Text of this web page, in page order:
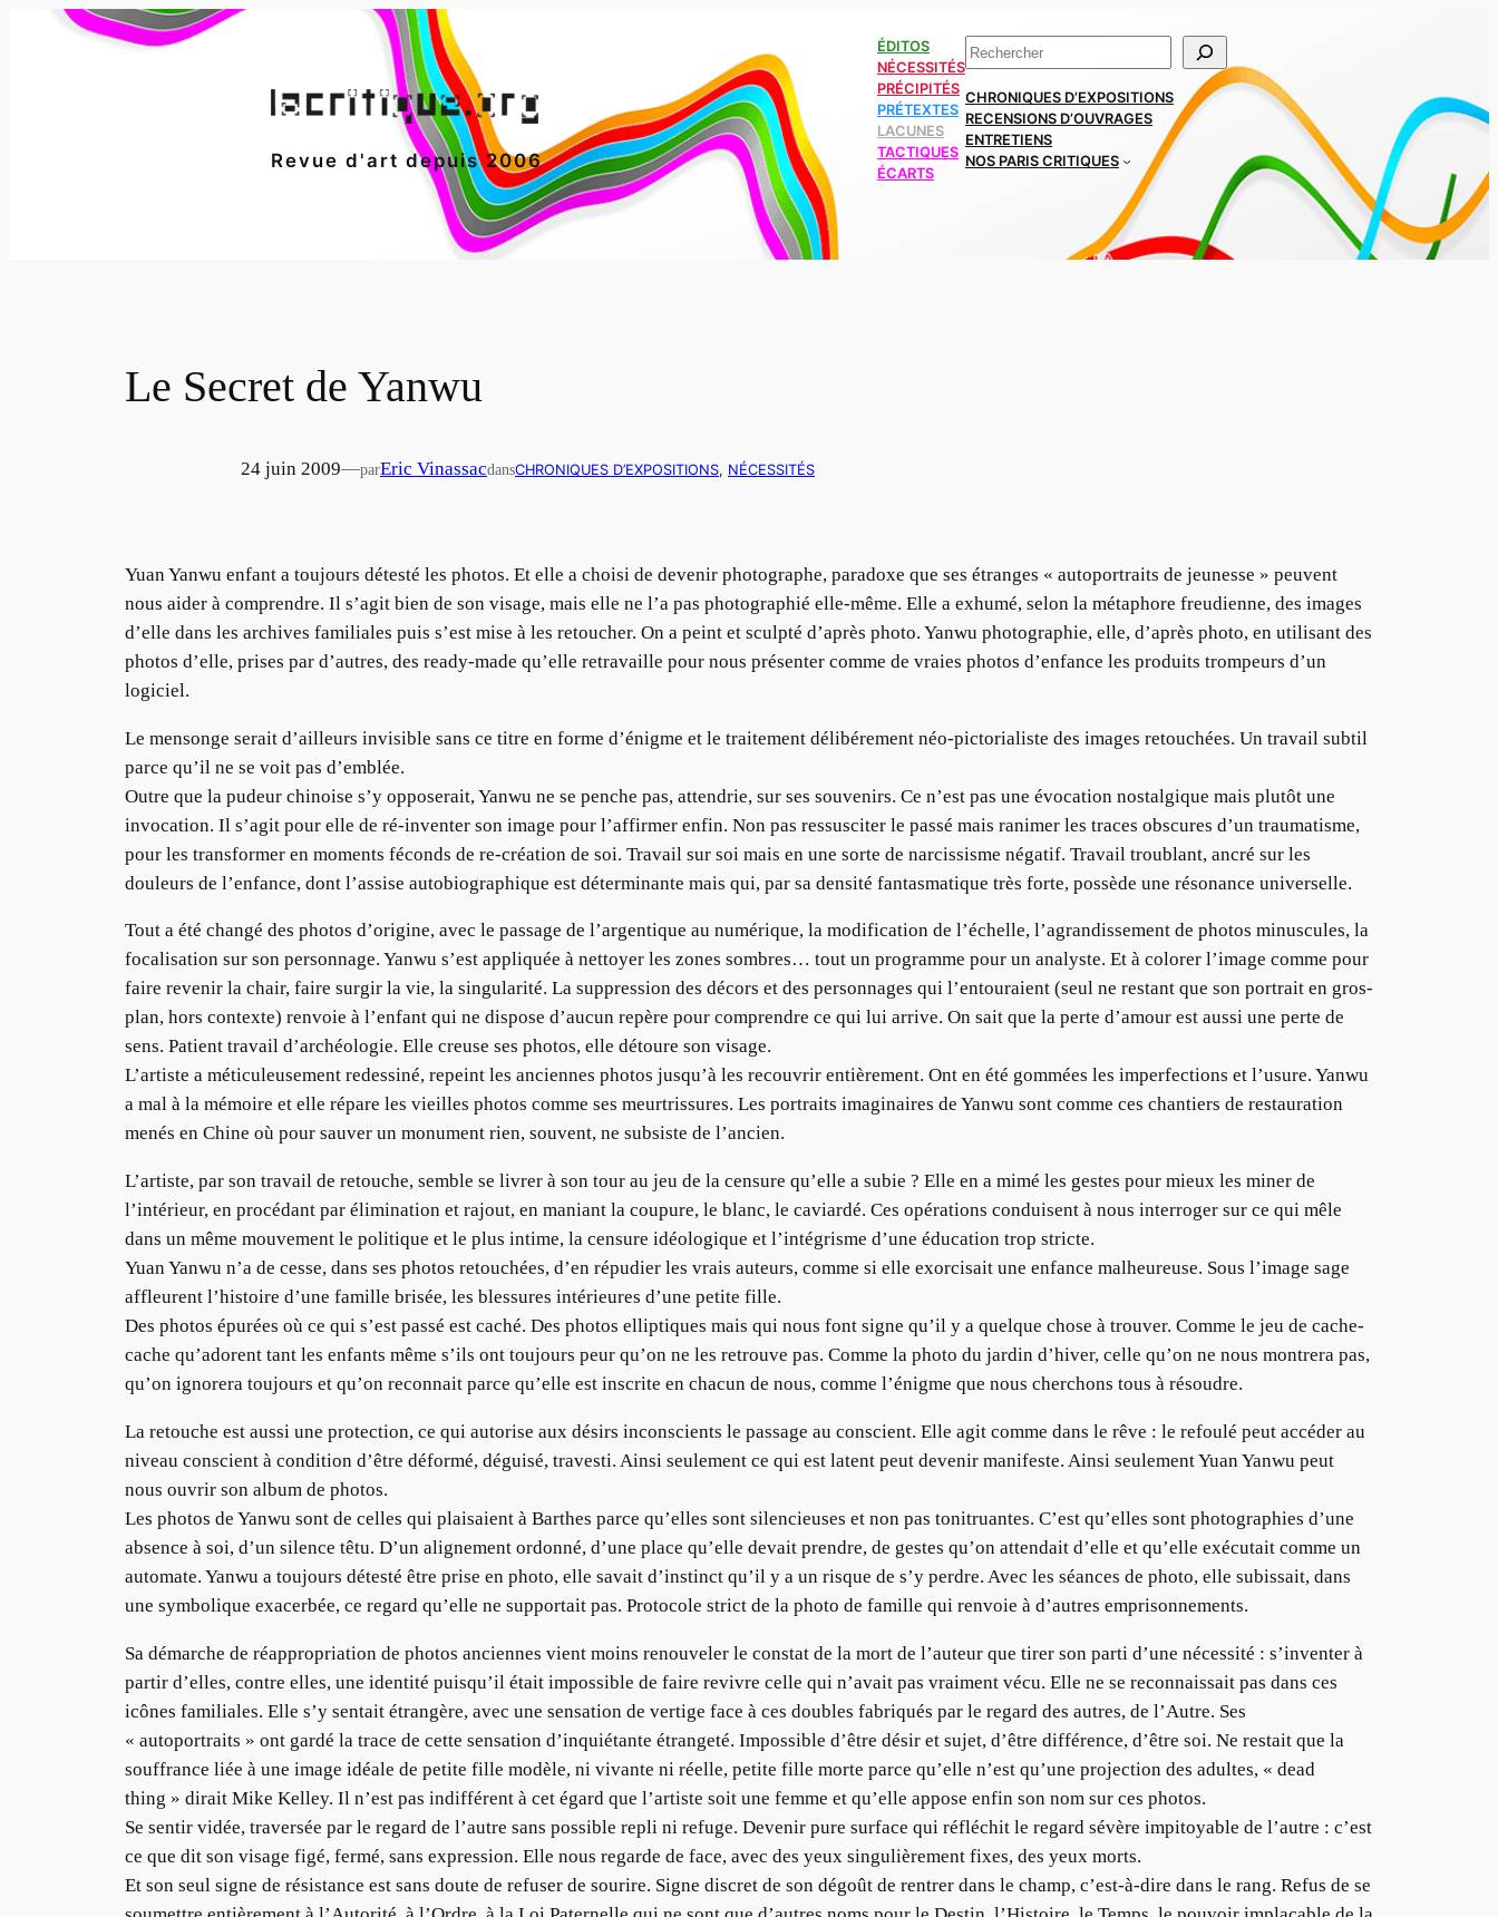
Revue d'art depuis 2006
ÉDITOS
NÉCESSITÉS
PRÉCIPITÉS
PRÉTEXTES
LACUNES
TACTIQUES
ÉCARTS
Rechercher
CHRONIQUES D’EXPOSITIONS
RECENSIONS D’OUVRAGES
ENTRETIENS
NOS PARIS CRITIQUES
Le Secret de Yanwu
24 juin 2009—parEric VinassacdansCHRONIQUES D’EXPOSITIONS, NÉCESSITÉS
Yuan Yanwu enfant a toujours détesté les photos. Et elle a choisi de devenir photographe, paradoxe que ses étranges « autoportraits de jeunesse » peuvent
nous aider à comprendre. Il s’agit bien de son visage, mais elle ne l’a pas photographié elle-même. Elle a exhumé, selon la métaphore freudienne, des images
d’elle dans les archives familiales puis s’est mise à les retoucher. On a peint et sculpté d’après photo. Yanwu photographie, elle, d’après photo, en utilisant des
photos d’elle, prises par d’autres, des ready-made qu’elle retravaille pour nous présenter comme de vraies photos d’enfance les produits trompeurs d’un
logiciel.
Le mensonge serait d’ailleurs invisible sans ce titre en forme d’énigme et le traitement délibérement néo-pictorialiste des images retouchées. Un travail subtil
parce qu’il ne se voit pas d’emblée.
Outre que la pudeur chinoise s’y opposerait, Yanwu ne se penche pas, attendrie, sur ses souvenirs. Ce n’est pas une évocation nostalgique mais plutôt une
invocation. Il s’agit pour elle de ré-inventer son image pour l’affirmer enfin. Non pas ressusciter le passé mais ranimer les traces obscures d’un traumatisme,
pour les transformer en moments féconds de re-création de soi. Travail sur soi mais en une sorte de narcissisme négatif. Travail troublant, ancré sur les
douleurs de l’enfance, dont l’assise autobiographique est déterminante mais qui, par sa densité fantasmatique très forte, possède une résonance universelle.
Tout a été changé des photos d’origine, avec le passage de l’argentique au numérique, la modification de l’échelle, l’agrandissement de photos minuscules, la
focalisation sur son personnage. Yanwu s’est appliquée à nettoyer les zones sombres… tout un programme pour un analyste. Et à colorer l’image comme pour
faire revenir la chair, faire surgir la vie, la singularité. La suppression des décors et des personnages qui l’entouraient (seul ne restant que son portrait en gros-
plan, hors contexte) renvoie à l’enfant qui ne dispose d’aucun repère pour comprendre ce qui lui arrive. On sait que la perte d’amour est aussi une perte de
sens. Patient travail d’archéologie. Elle creuse ses photos, elle détoure son visage.
L’artiste a méticuleusement redessiné, repeint les anciennes photos jusqu’à les recouvrir entièrement. Ont en été gommées les imperfections et l’usure. Yanwu
a mal à la mémoire et elle répare les vieilles photos comme ses meurtrissures. Les portraits imaginaires de Yanwu sont comme ces chantiers de restauration
menés en Chine où pour sauver un monument rien, souvent, ne subsiste de l’ancien.
L’artiste, par son travail de retouche, semble se livrer à son tour au jeu de la censure qu’elle a subie ? Elle en a mimé les gestes pour mieux les miner de
l’intérieur, en procédant par élimination et rajout, en maniant la coupure, le blanc, le caviardé. Ces opérations conduisent à nous interroger sur ce qui mêle
dans un même mouvement le politique et le plus intime, la censure idéologique et l’intégrisme d’une éducation trop stricte.
YuanYanwu n’a de cesse, dans ses photos retouchées, d’en répudier les vrais auteurs, comme si elle exorcisait une enfance malheureuse. Sous l’image sage
affleurent l’histoire d’une famille brisée, les blessures intérieures d’une petite fille.
Des photos épurées où ce qui s’est passé est caché. Des photos elliptiques mais qui nous font signe qu’il y a quelque chose à trouver. Comme le jeu de cache-
cache qu’adorent tant les enfants même s’ils ont toujours peur qu’on ne les retrouve pas. Comme la photo du jardin d’hiver, celle qu’on ne nous montrera pas,
qu’on ignorera toujours et qu’on reconnait parce qu’elle est inscrite en chacun de nous, comme l’énigme que nous cherchons tous à résoudre.
La retouche est aussi une protection, ce qui autorise aux désirs inconscients le passage au conscient. Elle agit comme dans le rêve : le refoulé peut accéder au
niveau conscient à condition d’être déformé, déguisé, travesti. Ainsi seulement ce qui est latent peut devenir manifeste. Ainsi seulement Yuan Yanwu peut
nous ouvrir son album de photos.
Les photos de Yanwu sont de celles qui plaisaient à Barthes parce qu’elles sont silencieuses et non pas tonitruantes. C’est qu’elles sont photographies d’une
absence à soi, d’un silence têtu. D’un alignement ordonné, d’une place qu’elle devait prendre, de gestes qu’on attendait d’elle et qu’elle exécutait comme un
automate. Yanwu a toujours détesté être prise en photo, elle savait d’instinct qu’il y a un risque de s’y perdre. Avec les séances de photo, elle subissait, dans
une symbolique exacerbée, ce regard qu’elle ne supportait pas. Protocole strict de la photo de famille qui renvoie à d’autres emprisonnements.
Sa démarche de réappropriation de photos anciennes vient moins renouveler le constat de la mort de l’auteur que tirer son parti d’une nécessité : s’inventer à
partir d’elles, contre elles, une identité puisqu’il était impossible de faire revivre celle qui n’avait pas vraiment vécu. Elle ne se reconnaissait pas dans ces
icônes familiales. Elle s’y sentait étrangère, avec une sensation de vertige face à ces doubles fabriqués par le regard des autres, de l’Autre. Ses
« autoportraits » ont gardé la trace de cette sensation d’inquiétante étrangeté. Impossible d’être désir et sujet, d’être différence, d’être soi. Ne restait que la
souffrance liée à une image idéale de petite fille modèle, ni vivante ni réelle, petite fille morte parce qu’elle n’est qu’une projection des adultes, « dead
thing » dirait Mike Kelley. Il n’est pas indifférent à cet égard que l’artiste soit une femme et qu’elle appose enfin son nom sur ces photos.
Se sentir vidée, traversée par le regard de l’autre sans possible repli ni refuge. Devenir pure surface qui réfléchit le regard sévère impitoyable de l’autre : c’est
ce que dit son visage figé, fermé, sans expression. Elle nous regarde de face, avec des yeux singulièrement fixes, des yeux morts.
Et son seul signe de résistance est sans doute de refuser de sourire. Signe discret de son dégoût de rentrer dans le champ, c’est-à-dire dans le rang. Refus de se